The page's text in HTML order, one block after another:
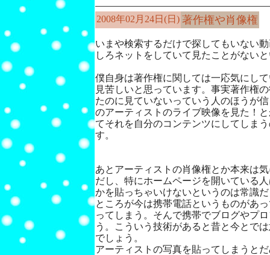
2008年02月24日(日) 著作権や肖像権
いまや検索するだけで探してもいない
しろネットをしていて見たことがない
僕自身は著作権に関しては一応気にし
見苦しいと思っています。事実著作権
たのに見ていないっていう人のほうが
のアーティストのライブ映像を見た！
てそれを自分のコンテンツにしてしま
す。
あとアーティストの肖像権とか本来は
だし、特にホームページを開いている
かを貼っちゃいけないというのは常識
ところが今は携帯電話というものがあ
ってしまう。そんで携帯でブログやプ
う。こういう技術があると昔と今とで
でしょう。
アーティストの写真を貼ってしまうと